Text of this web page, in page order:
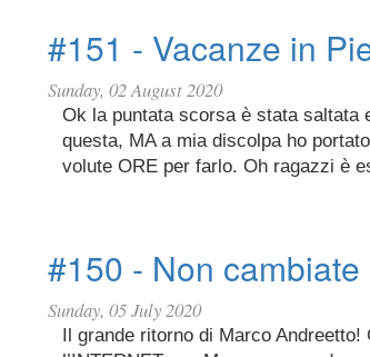
#151 - Vacanze in
Sunday, 02 August 2020
Ok la puntata scorsa è stata saltata
questa, MA a mia discolpa ho
volute ORE per farlo. Oh ragazzi è
#150 - Non cambiate
Sunday, 05 July 2020
Il grande ritorno di Marco